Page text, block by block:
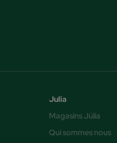
Julia
Magasins Júlia
Qui sommes nous